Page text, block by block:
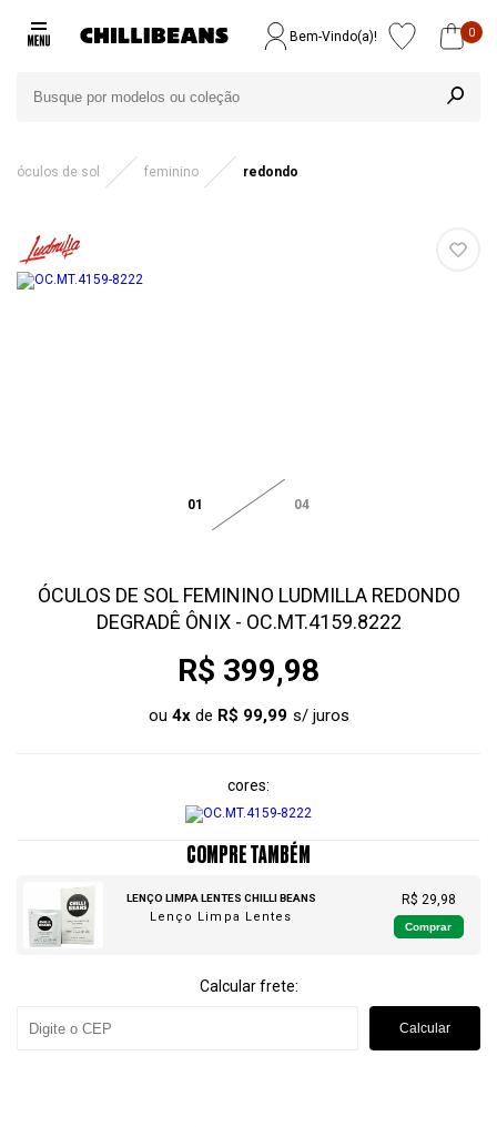
Bem-Vindo(a)! 0
óculos de sol feminino redondo
01 04
ÓCULOS DE SOL FEMININO LUDMILLA REDONDO
DEGRADÊ ÔNIX - OC.MT.4159.8222
R$ 399,98
ou 4xde R$ 99,99
cores
COMPRE TAMBÉM
LENÇO LIMPA LENTES CHILLI BEANS
Lenço Limpa Lentes
R$ 29,98
Comprar
Calcular frete:
Calcular